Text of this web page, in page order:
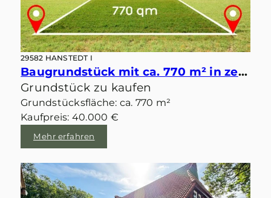
29582 HANSTEDT I
Baugrundstück mit ca. 770 m² in zentraler idyllischer Lage von Velgen
Grundstück zu kaufen
Grundstücksfläche: ca. 770 m²
Kaufpreis: 40.000 €
Mehr erfahren